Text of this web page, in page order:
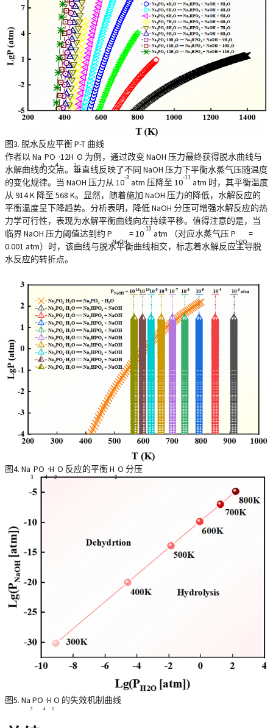
图3. 脱水反应平衡 P-T 曲线
作者以 Na
3
PO
4
·12H
2
O 为例，通过改变 NaOH 压力最终获得脱水曲线与
水解曲线的交点。垂直线反映了不同 NaOH 压力下平衡水蒸气压随温度
的变化规律。当 NaOH 压力从 10
-3
atm 压降至 10
-11
atm 时，其平衡温度
从 914 K 降至 568 K。显然，随着施加 NaOH 压力的降低，水解反应的
平衡温度呈下降趋势。分析表明，降低 NaOH 分压可增强水解反应的热
力学可行性，表现为水解平衡曲线向左持续平移。值得注意的是，当
临界 NaOH 压力阈值达到约 P
NaOH
= 10
-10
atm （对应水蒸气压 P
H2O
=
0.001 atm）时，该曲线与脱水平衡曲线相交，标志着水解反应主导脱
水反应的转折点。
图4. Na
3
PO
4
·H
2
O 反应的平衡 H
2
O 分压
图5. Na
3
PO
4
·H
2
O 的失效机制曲线